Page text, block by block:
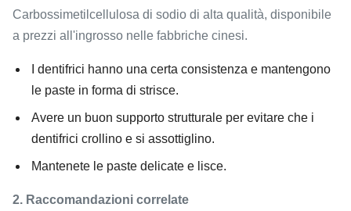
Carbossimetilcellulosa di sodio di alta qualità, disponibile
a prezzi all'ingrosso nelle fabbriche cinesi.
I dentifrici hanno una certa consistenza e mantengono
le paste in forma di strisce.
Avere un buon supporto strutturale per evitare che i
dentifrici crollino e si assottiglino.
Mantenete le paste delicate e lisce.
2. Raccomandazioni correlate